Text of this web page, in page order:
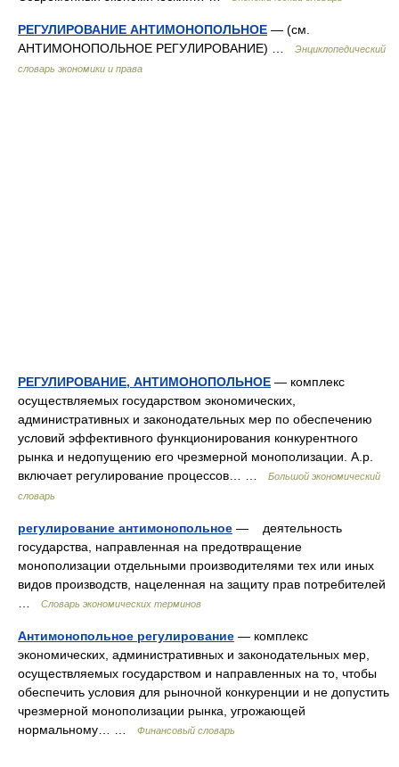
РЕГУЛИРОВАНИЕ АНТИМОНОПОЛЬНОЕ — (см.
АНТИМОНОПОЛЬНОЕ РЕГУЛИРОВАНИЕ) …
Энциклопедический
словарь экономики и права
РЕГУЛИРОВАНИЕ, АНТИМОНОПОЛЬНОЕ — комплекс
осуществляемых государством экономических,
административных и законодательных мер по обеспечению
условий эффективного функционирования конкурентного
рынка и недопущению его чрезмерной монополизации. А.р.
включает регулирование процессов… …
Большой экономический
словарь
регулирование антимонопольное — деятельность
государства, направленная на предотвращение
монополизации отдельными производителями тех или иных
видов производств, нацеленная на защиту прав потребителей
Словарь экономических терминов
Антимонопольное регулирование — комплекс
экономических, административных и законодательных мер,
осуществляемых государством и направленных на то, чтобы
обеспечить условия для рыночной конкуренции и не допустить
чрезмерной монополизации рынка, угрожающей
нормальному… …
Финансовый словарь